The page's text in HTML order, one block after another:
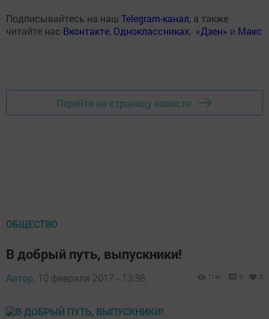
Подписывайтесь на наш Telegram-канал, а также
читайте нас Вконтакте, Одноклассниках, «Дзен» и Макс
Перейти на страницу новости
ОБЩЕСТВО
В добрый путь, выпускники!
Автор, 10 февраля 2017 - 13:38 1141 0 0